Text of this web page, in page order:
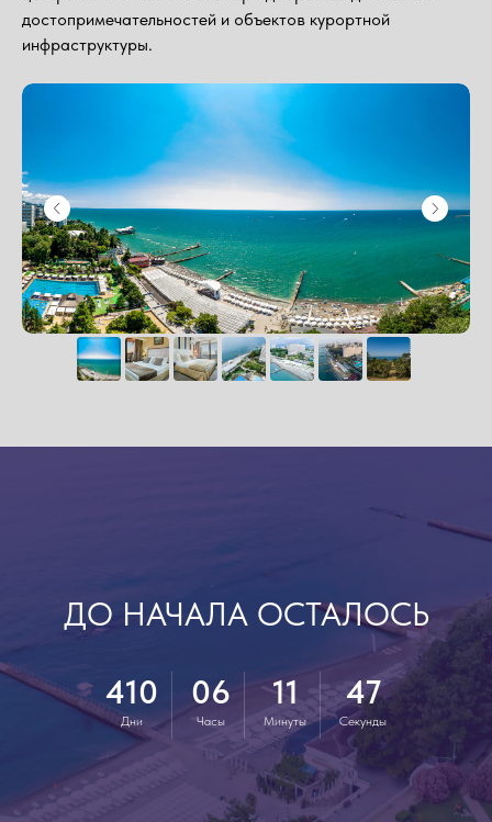
достопримечательностей и объектов курортной
инфраструктуры.
ДО НАЧАЛА ОСТАЛОСЬ
410
Дни
06
Часы
11
Минуты
45
Секунды